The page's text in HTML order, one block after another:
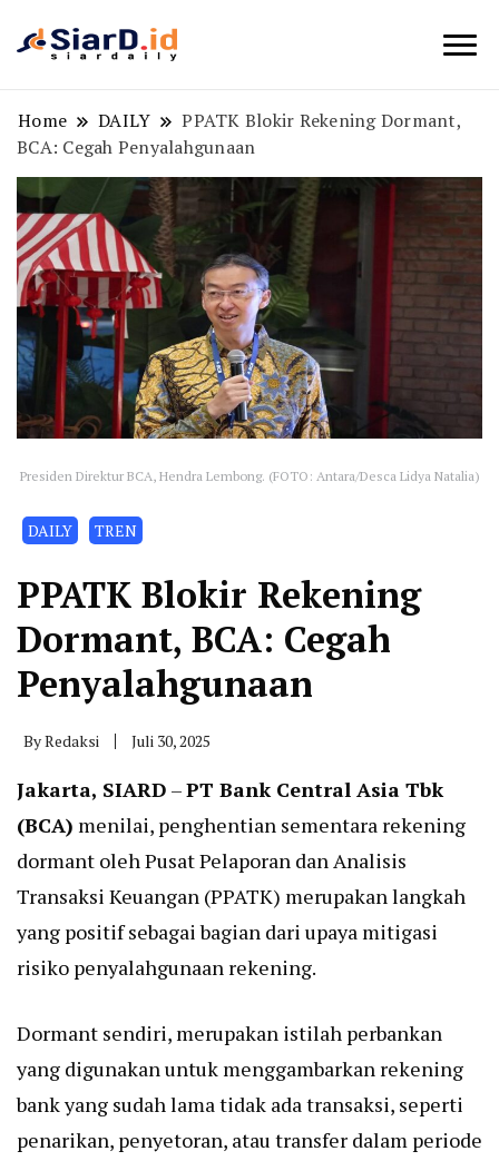
Home DAILY
PPATK Blokir Rekening Dormant,
BCA: Cegah Penyalahgunaan
Presiden Direktur BCA, Hendra Lembong. (FOTO: Antara/Desca Lidya Natalia)
DAILY TREN
PPATK Blokir Rekening
Dormant, BCA: Cegah
Penyalahgunaan
ByRedaksi Juli 30, 2025
Jakarta, SIARD –PT Bank Central Asia Tbk
(BCA) menilai, penghentian sementara rekening
dormant oleh Pusat Pelaporan dan Analisis
Transaksi Keuangan (PPATK) merupakan langkah
yang positif sebagai bagian dari upaya mitigasi
risiko penyalahgunaan rekening.
Dormant sendiri, merupakan istilah perbankan
yang digunakan untuk menggambarkan rekening
bank yang sudah lama tidak ada transaksi, seperti
penarikan, penyetoran, atau transfer dalam periode